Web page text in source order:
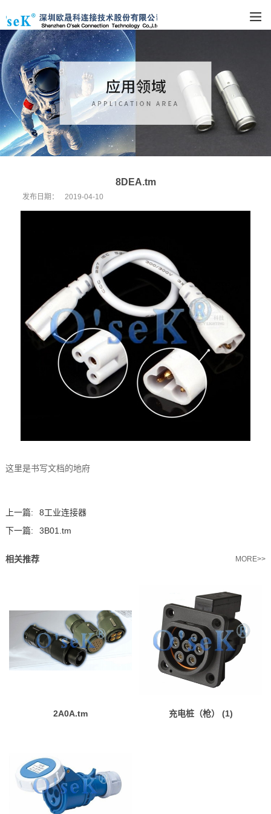
8DEA.tm
发布日期： 2019-04-10
这里是书写文档的地府
上一篇:
8工业连接器
下一篇:
3B01.tm
相关推荐 MORE>>
2A0A.tm 充电桩（枪） (1)